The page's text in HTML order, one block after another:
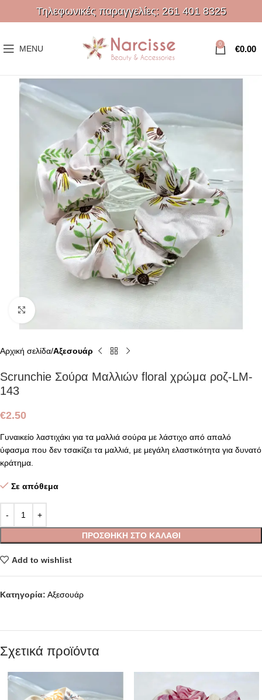
Τηλεφωνικές παραγγελίες: 261 401 8325
MENU 0 €0.00
Αρχική σελίδα Αξεσουάρ
Scrunchie Σούρα Μαλλιών floral χρώμα ροζ-LM-
143
€2.50
Γυναικείο λαστιχάκι για τα μαλλιά σούρα με λάστιχο από απαλό
ύφασμα που δεν τσακίζει τα μαλλιά, με μεγάλη ελαστικότητα για δυνατό
κράτημα.
Σε απόθεμα
ΠΡΟΣΘΉΚΗ ΣΤΟ ΚΑΛΆΘΙ
Add to wishlist
Κατηγορία: Αξεσουάρ
Σχετικά προϊόντα